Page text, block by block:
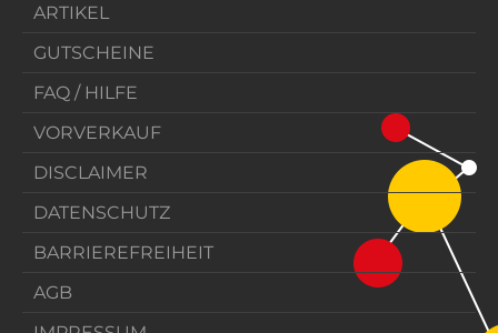
ARTIKEL
GUTSCHEINE
FAQ / HILFE
VORVERKAUF
DISCLAIMER
DATENSCHUTZ
BARRIEREFREIHEIT
AGB